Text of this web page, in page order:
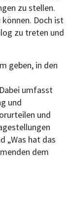
zu stellen.
Doch ist
zu treten und
geben, in den
umfasst
und
und
„Was hat das
dem